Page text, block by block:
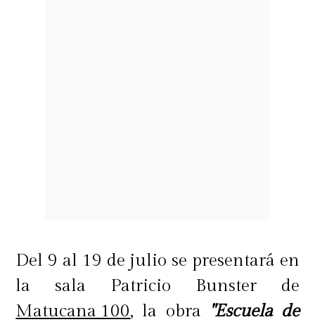
Del 9 al 19 de julio se presentará en
la sala Patricio Bunster de
Matucana 100, la obra "Escuela de